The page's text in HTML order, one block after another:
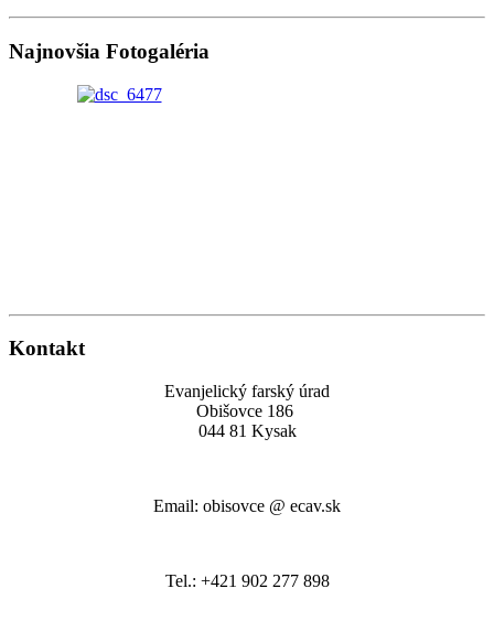
Najnovšia Fotogaléria
Kontakt
Evanjelický farský úrad
Obišovce 186
044 81 Kysak
Email: obisovce @ ecav.sk
Tel.: +421 902 277 898